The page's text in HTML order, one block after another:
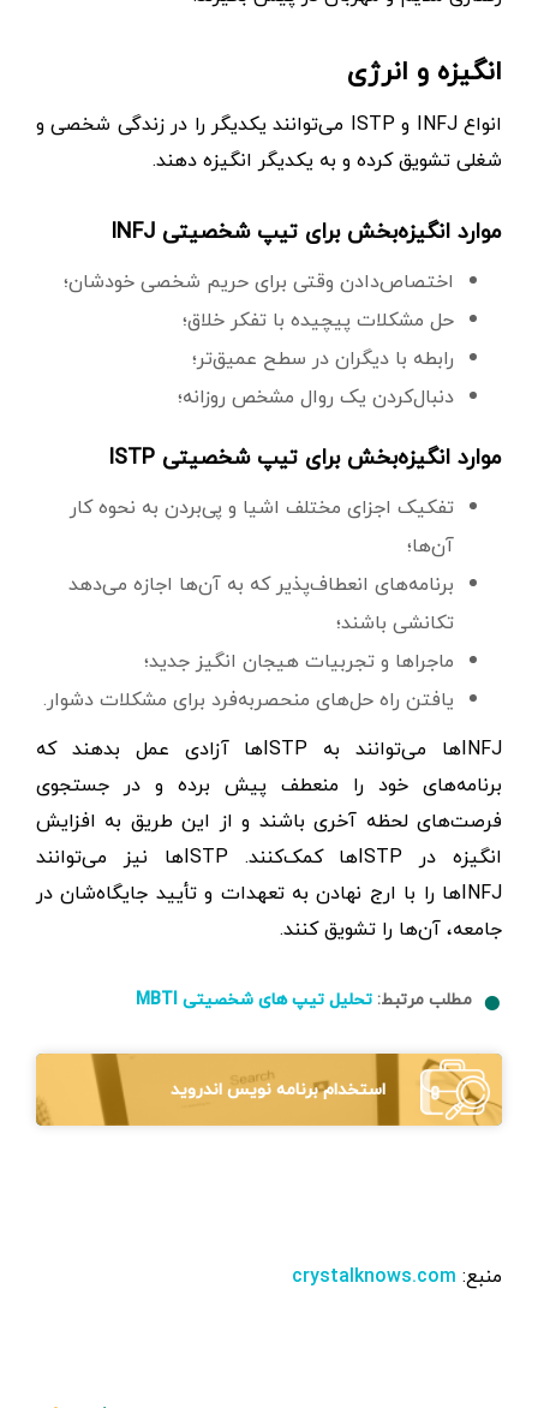
انگیزه و انرژی
انواع INFJ و ISTP می‌توانند یکدیگر را در زندگی شخصی و
شغلی تشویق کرده و به یکدیگر انگیزه دهند.
موارد انگیزه‌بخش برای تیپ شخصیتی INFJ
اختصاص‌دادن وقتی برای حریم شخصی خودشان؛
حل مشکلات پیچیده با تفکر خلاق؛
رابطه با دیگران در سطح عمیق‌تر؛
دنبال‌کردن یک روال مشخص روزانه؛
موارد انگیزه‌بخش برای تیپ شخصیتی ISTP
تفکیک اجزای مختلف اشیا و پی‌بردن به نحوه کار
آن‌ها؛
برنامه‌های انعطاف‌پذیر که به آن‌ها اجازه می‌دهد
تکانشی باشند؛
ماجراها و تجربیات هیجان انگیز جدید؛
یافتن راه حل‌های منحصربه‌فرد برای مشکلات دشوار.
INFJها می‌توانند به ISTPها آزادی عمل بدهند که
برنامه‌های خود را منعطف پیش برده و در جستجوی
فرصت‌های لحظه آخری باشند و از این طریق به افزایش
انگیزه در ISTPها کمک‌کنند. ISTPها نیز می‌توانند
INFJها را با ارج نهادن به تعهدات و تأیید جایگاه‌شان در
جامعه، آن‌ها را تشویق كنند.
مطلب مرتبط: تحلیل تیپ های شخصیتی MBTI
استخدام برنامه نویس اندروید
منبع: crystalknows.com